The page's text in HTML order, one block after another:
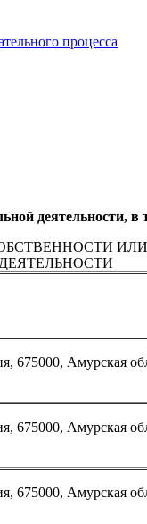
процесса
деятельности, в
675000, Амурская
675000, Амурская
675000, Амурская